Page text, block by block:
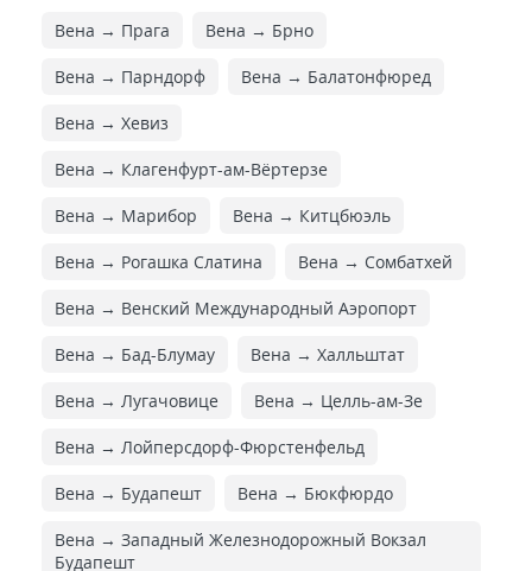
Вена → Прага Вена → Брно
Вена → Парндорф Вена → Балатонфюред
Вена → Хевиз
Вена → Клагенфурт-ам-Вёртерзе
Вена → Марибор Вена → Китцбюэль
Вена → Рогашка Слатина Вена → Сомбатхей
Вена → Венский Международный Аэропорт
Вена → Бад-Блумау Вена → Халльштат
Вена → Лугачовице Вена → Целль-ам-Зе
Вена → Лойперсдорф-Фюрстенфельд
Вена → Будапешт Вена → Бюкфюрдо
Вена → Западный Железнодорожный Вокзал
Будапешт